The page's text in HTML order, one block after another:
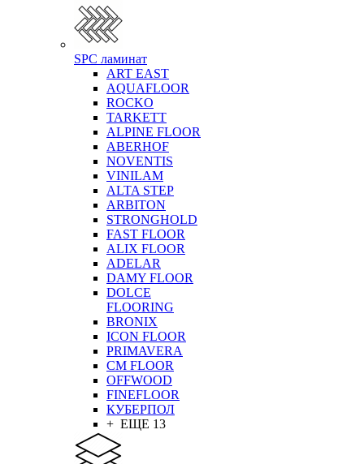
SPC ламинат
ART EAST
AQUAFLOOR
ROCKO
TARKETT
ALPINE FLOOR
ABERHOF
NOVENTIS
VINILAM
ALTA STEP
ARBITON
STRONGHOLD
FAST FLOOR
ALIX FLOOR
ADELAR
DAMY FLOOR
DOLCE
FLOORING
BRONIX
ICON FLOOR
PRIMAVERA
CM FLOOR
OFFWOOD
FINEFLOOR
КУБЕРПОЛ
+ ЕЩЕ 13